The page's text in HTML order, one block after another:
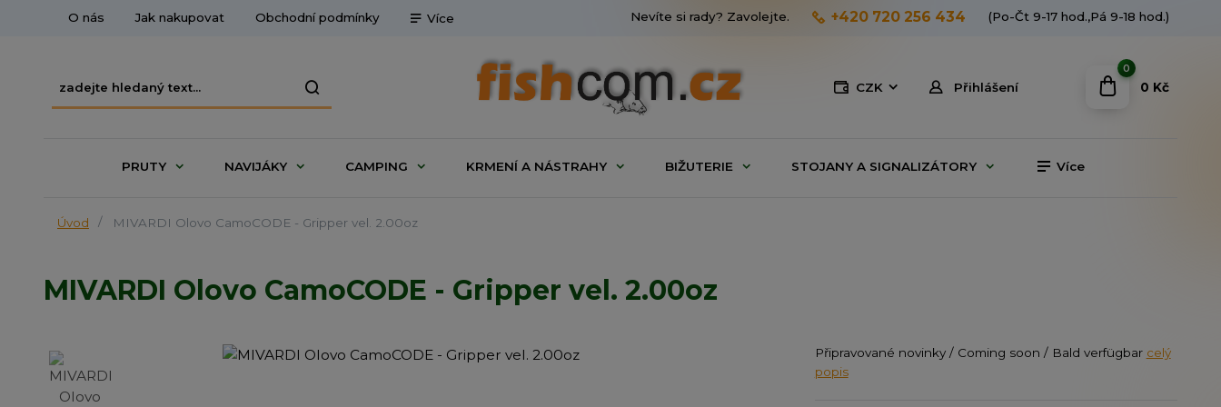
O nás Jak nakupovat Obchodní podmínky Více
CZK Přihlášení
Nevíte si rady? Zavolejte. +420 720 256 434 (Po-Čt 9-17 hod.,Pá 9-18 hod.)
0
0 Kč
PRUTY NAVIJÁKY CAMPING KRMENÍ A NÁSTRAHY BIŽUTERIE STOJANY A SIGNALIZÁTORY Více
Úvod MIVARDI Olovo CamoCODE - Gripper vel. 2.00oz
MIVARDI Olovo CamoCODE - Gripper vel. 2.00oz
Připravované novinky / Coming soon / Bald verfügbar celý
popis